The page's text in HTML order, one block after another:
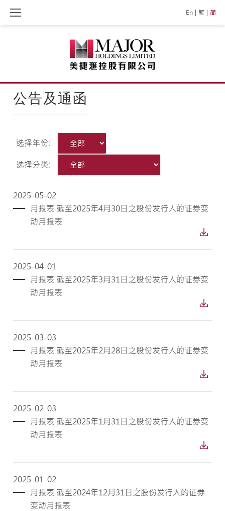
Skip
En 繁 简
公告及通函
选择年份:
选择分类:
2025-05-02
月报表 截至2025年4月30日之股份发行人的证券变
动月报表
2025-04-01
月报表 截至2025年3月31日之股份发行人的证券变
动月报表
2025-03-03
月报表 截至2025年2月28日之股份发行人的证券变
动月报表
2025-02-03
月报表 截至2025年1月31日之股份发行人的证券变
动月报表
2025-01-02
月报表 截至2024年12月31日之股份发行人的证券
变动月报表